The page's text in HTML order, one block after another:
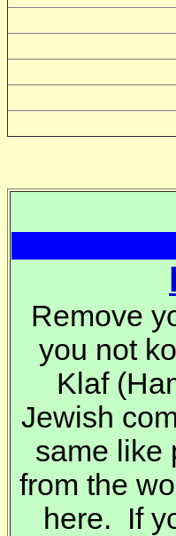
Remove
you not
Klaf
Jewish
same like
from the
here. If